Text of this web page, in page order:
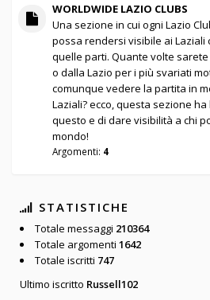
WORLDWIDE LAZIO CLUBS
Una sezione in cui ogni Lazio
possa rendersi visibile ai
quelle parti. Quante volte
o dalla Lazio per i più svariati
comunque vedere la partita in
Laziali? ecco, questa sezione
questo e di dare visibilità a chi
mondo!
Argomenti: 4
STATISTICHE
Totale messaggi 210364
Totale argomenti 1642
Totale iscritti 747
Ultimo iscritto Russell102